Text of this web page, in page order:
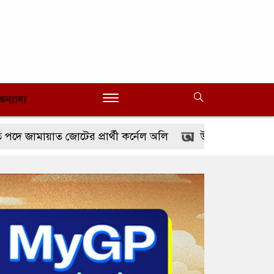
জোটের প্রার্থী কর্নেল অলি উত্তরায় ‘গ্রিনিং বাংলাদেশ’